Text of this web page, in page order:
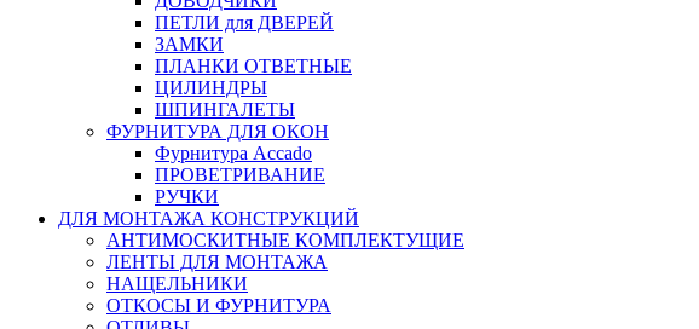
ПЕТЛИ для ДВЕРЕЙ
ЗАМКИ
ПЛАНКИ ОТВЕТНЫЕ
ЦИЛИНДРЫ
ШПИНГАЛЕТЫ
ФУРНИТУРА ДЛЯ ОКОН
Фурнитура Accado
ПРОВЕТРИВАНИЕ
РУЧКИ
ДЛЯ МОНТАЖА КОНСТРУКЦИЙ
АНТИМОСКИТНЫЕ КОМПЛЕКТУЩИЕ
ЛЕНТЫ ДЛЯ МОНТАЖА
НАЩЕЛЬНИКИ
ОТКОСЫ И ФУРНИТУРА